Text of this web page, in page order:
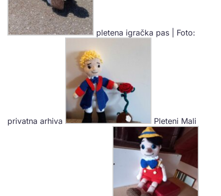
pletena igračka pas | Foto:
privatna arhiva Pleteni Mali